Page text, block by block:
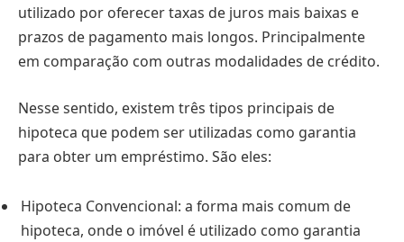
utilizado por oferecer taxas de juros mais baixas e
prazos de pagamento mais longos. Principalmente
em comparação com outras modalidades de crédito.
Nesse sentido, existem três tipos principais de
hipoteca que podem ser utilizadas como garantia
para obter um empréstimo. São eles:
Hipoteca Convencional: a forma mais comum de
hipoteca, onde o imóvel é utilizado como garantia